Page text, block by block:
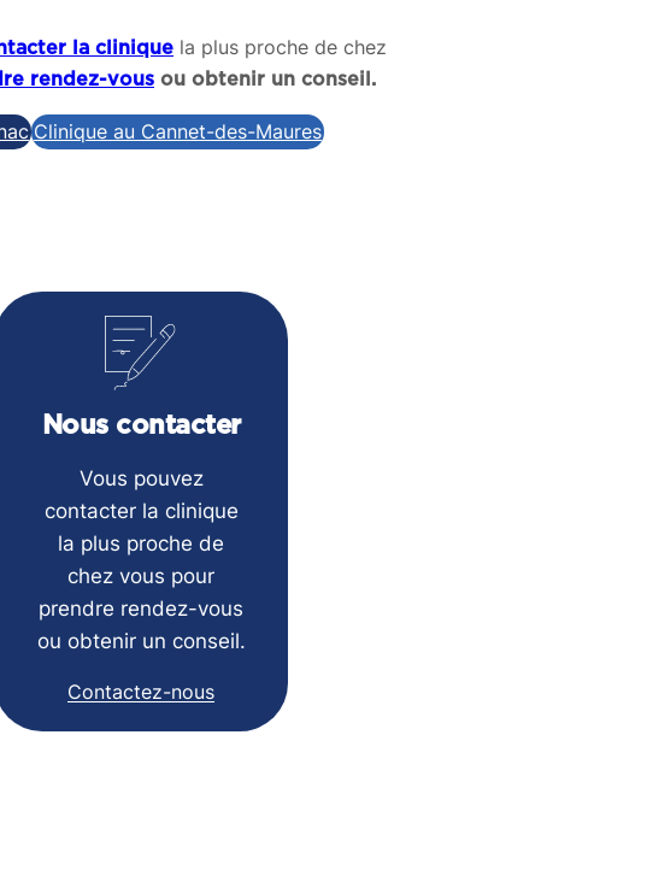
la clinique la plus proche de chez
rendez-vous ou obtenir un conseil.
Clinique au Cannet-des-Maures
Nous contacter
Vous pouvez
contacter la clinique
la plus proche de
chez vous pour
prendre rendez-vous
ou obtenir un conseil.
Contactez-nous